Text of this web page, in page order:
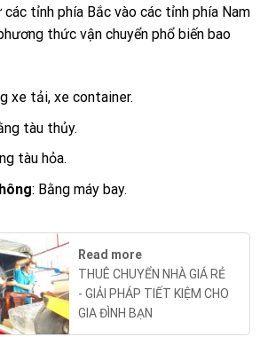
tỉnh phía Bắc vào các tỉnh phía Nam
thức vận chuyển phổ biến bao
xe tải, xe container.
tàu thủy.
tàu hỏa.
: Bằng máy bay.
Read more
THUÊ CHUYỂN NHÀ GIÁ RẺ
- GIẢI PHÁP TIẾT KIỆM CHO
GIA ĐÌNH BẠN